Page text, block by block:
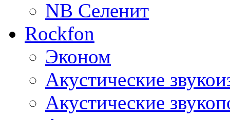
NB Селенит
Rockfon
Эконом
Акустические
Акустические